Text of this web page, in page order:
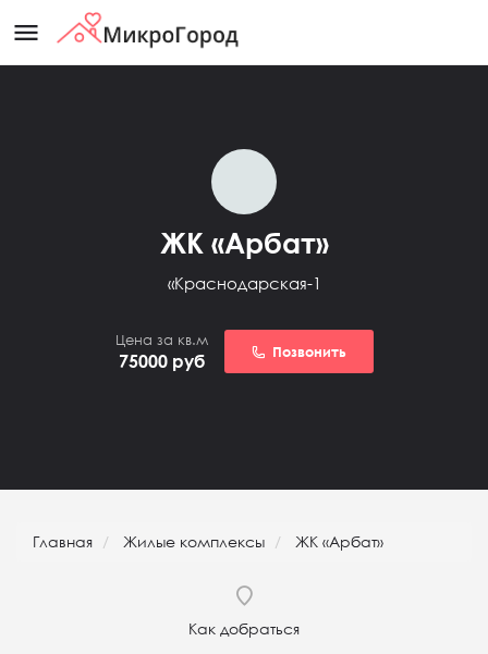
menu
ЖК «Арбат»
«Краснодарская-1
Цена за кв.м
75000 руб Позвонить
Главная Жилые комплексы ЖК «Арбат»
Как добраться